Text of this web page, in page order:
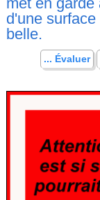
d'une
belle.
... Évaluer